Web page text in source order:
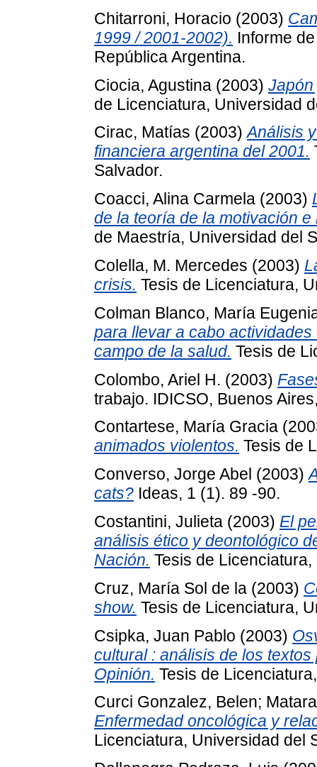
Chitarroni, Horacio (2003)
1999 / 2001-2002). Informe
República Argentina.
Ciocia, Agustina (2003)
de Licenciatura, Universidad
Cirac, Matías (2003)Análisis
financiera argentina del 2001.
Salvador.
Coacci, Alina Carmela (2003)
de la teoría de la motivación
de Maestría, Universidad del
Colella, M. Mercedes (2003)
crisis. Tesis de Licenciatura,
Colman Blanco, María
para llevar a cabo
campo de la salud. Tesis de
Colombo, Ariel H. (2003)
trabajo. IDICSO, Buenos
Contartese, María Gracia
animados violentos. Tesis de
Converso, Jorge Abel (2003)
cats? Ideas, 1 (1). 89 -90.
Costantini, Julieta (2003) El
análisis ético y deontológico
Nación. Tesis de
Cruz, María Sol de la (2003)
show. Tesis de Licenciatura,
Csipka, Juan Pablo (2003)
cultural : análisis de los
Opinión. Tesis de
Curci Gonzalez, Belen;
Enfermedad oncológica y
Licenciatura, Universidad del